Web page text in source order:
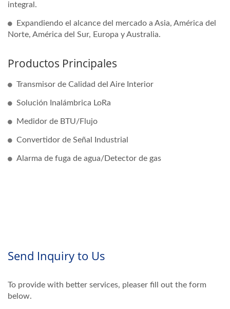
integral.
Expandiendo el alcance del mercado a Asia, América del
Norte, América del Sur, Europa y Australia.
Productos Principales
Transmisor de Calidad del Aire Interior
Solución Inalámbrica LoRa
Medidor de BTU/Flujo
Convertidor de Señal Industrial
Alarma de fuga de agua/Detector de gas